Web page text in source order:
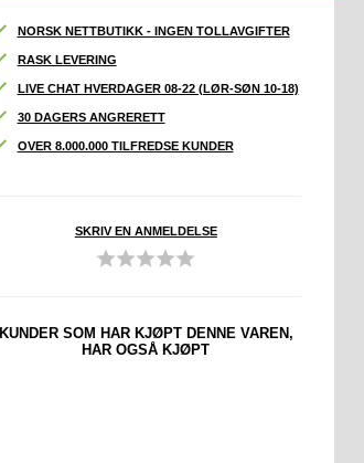
NORSK NETTBUTIKK - INGEN TOLLAVGIFTER
RASK LEVERING
LIVE CHAT HVERDAGER 08-22 (LØR-SØN 10-18)
30 DAGERS ANGRERETT
OVER 8.000.000 TILFREDSE KUNDER
SKRIV EN ANMELDELSE
KUNDER SOM HAR KJØPT DENNE VAREN,
HAR OGSÅ KJØPT